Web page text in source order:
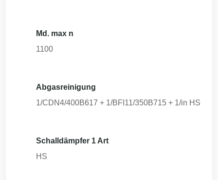
Md. max n
1100
Abgasreinigung
1/CDN4/400B617 + 1/BFI11/350B715 + 1/in HS
Schalldämpfer 1 Art
HS